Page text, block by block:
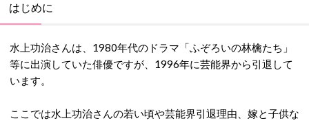
はじめに
水上功治さんは、1980年代のドラマ「ふぞろいの林檎たち」
等に出演していた俳優ですが、1996年に芸能界から引退して
います。
ここでは水上功治さんの若い頃や芸能界引退理由、嫁と子供な